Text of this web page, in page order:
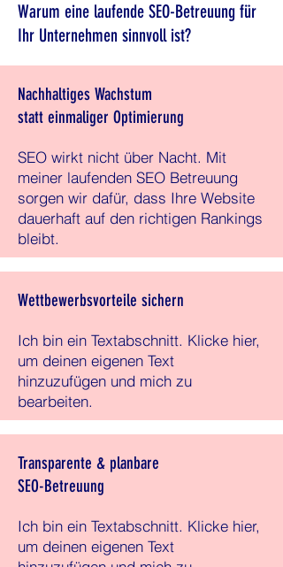
Warum eine laufende SEO-Betreuung für
Ihr Unternehmen sinnvoll ist?
Nachhaltiges Wachstum
statt einmaliger Optimierung
SEO wirkt nicht über Nacht. Mit
meiner laufenden SEO Betreuung
sorgen wir dafür, dass Ihre Website
dauerhaft auf den richtigen Rankings
bleibt.
Wettbewerbsvorteile sichern
Ich bin ein Textabschnitt. Klicke hier,
um deinen eigenen Text
hinzuzufügen und mich zu
bearbeiten.
Transparente & planbare
SEO-Betreuung
Ich bin ein Textabschnitt. Klicke hier,
um deinen eigenen Text